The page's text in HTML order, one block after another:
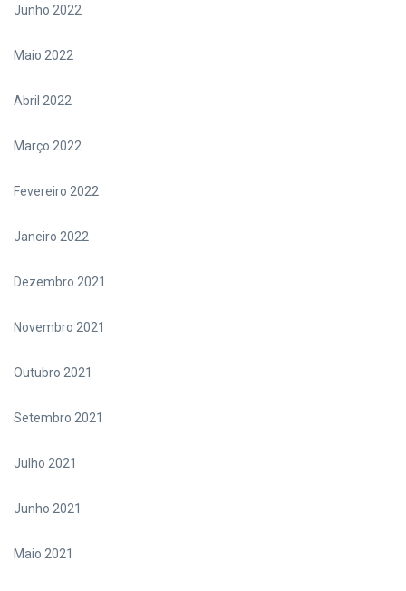
Junho 2022
Maio 2022
Abril 2022
Março 2022
Fevereiro 2022
Janeiro 2022
Dezembro 2021
Novembro 2021
Outubro 2021
Setembro 2021
Julho 2021
Junho 2021
Maio 2021